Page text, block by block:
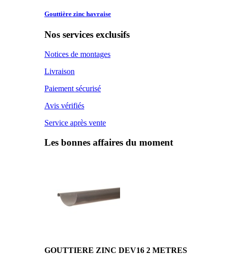
Gouttière zinc havraise
Nos services exclusifs
Notices de montages
Livraison
Paiement sécurisé
Avis vérifiés
Service après vente
Les bonnes affaires du moment
GOUTTIERE ZINC DEV16 2 METRES